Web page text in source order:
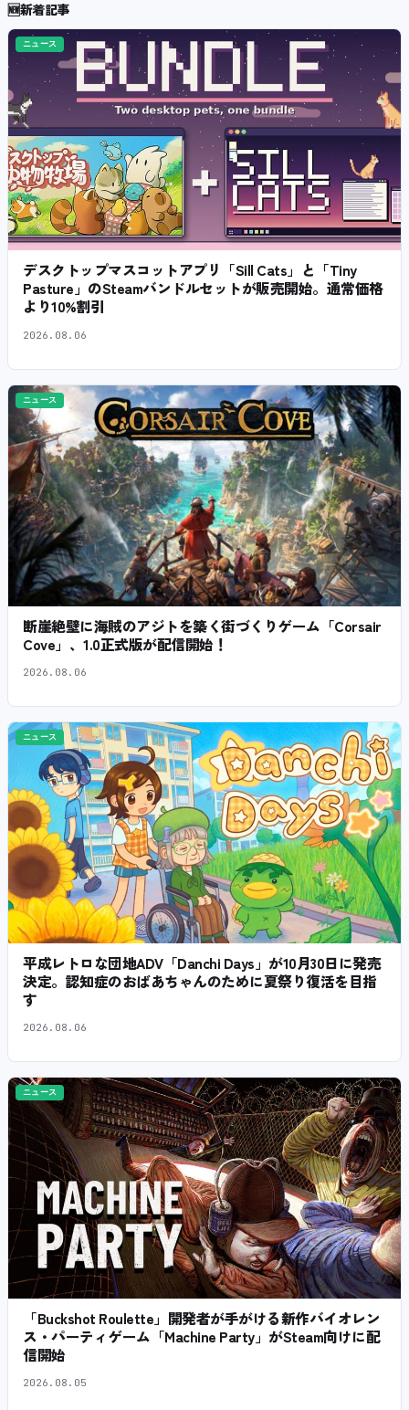
🆕新着記事
ニュース
デスクトップマスコットアプリ「Sill Cats」と「Tiny
Pasture」のSteamバンドルセットが販売開始。通常価格
より10%割引
2026.08.06
ニュース
断崖絶壁に海賊のアジトを築く街づくりゲーム「Corsair
Cove」、1.0正式版が配信開始！
2026.08.06
ニュース
平成レトロな団地ADV「Danchi Days」が10月30日に発売
決定。認知症のおばあちゃんのために夏祭り復活を目指
す
2026.08.06
ニュース
「Buckshot Roulette」開発者が手がける新作バイオレン
ス・パーティゲーム「Machine Party」がSteam向けに配
信開始
2026.08.05